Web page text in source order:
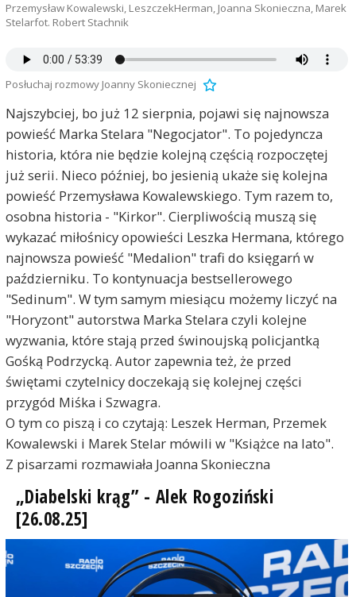
Przemysław Kowalewski, LeszczekHerman, Joanna Skonieczna, Marek
Stelarfot. Robert Stachnik
Posłuchaj rozmowy Joanny Skoniecznej
Najszybciej, bo już 12 sierpnia, pojawi się najnowsza
powieść Marka Stelara "Negocjator". To pojedyncza
historia, która nie będzie kolejną częścią rozpoczętej
już serii. Nieco później, bo jesienią ukaże się kolejna
powieść Przemysława Kowalewskiego. Tym razem to,
osobna historia - "Kirkor". Cierpliwością muszą się
wykazać miłośnicy opowieści Leszka Hermana, którego
najnowsza powieść "Medalion" trafi do księgarń w
październiku. To kontynuacja bestsellerowego
"Sedinum". W tym samym miesiącu możemy liczyć na
"Horyzont" autorstwa Marka Stelara czyli kolejne
wyzwania, które stają przed świnoujską policjantką
Gośką Podrzycką. Autor zapewnia też, że przed
świętami czytelnicy doczekają się kolejnej części
przygód Miśka i Szwagra.
O tym co piszą i co czytają: Leszek Herman, Przemek
Kowalewski i Marek Stelar mówili w "Książce na lato".
Z pisarzami rozmawiała Joanna Skonieczna
„Diabelski krąg” - Alek Rogoziński
[26.08.25]